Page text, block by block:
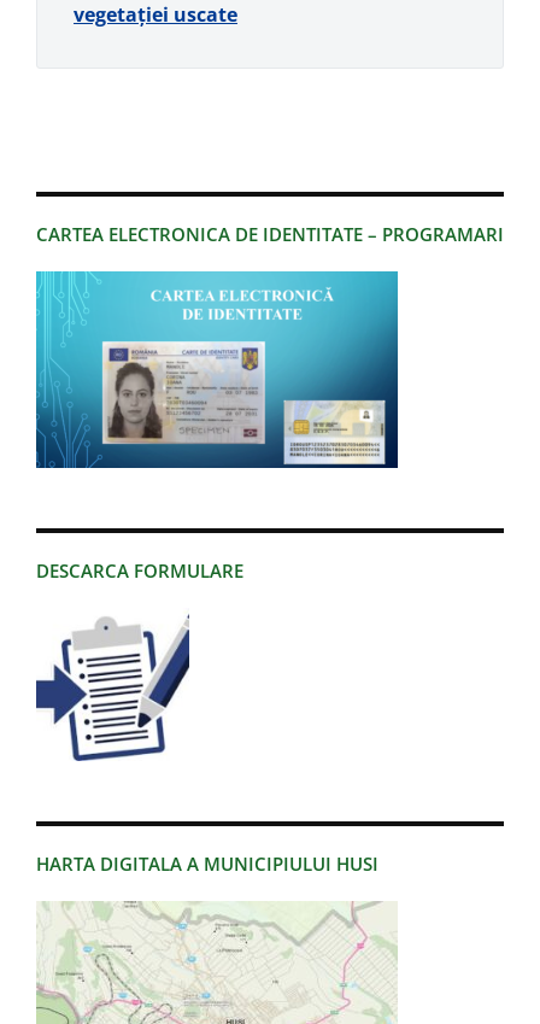
CARTEA ELECTRONICA DE IDENTITATE – PROGRAMARI
DESCARCA FORMULARE
HARTA DIGITALA A MUNICIPIULUI HUSI
vegetației uscate